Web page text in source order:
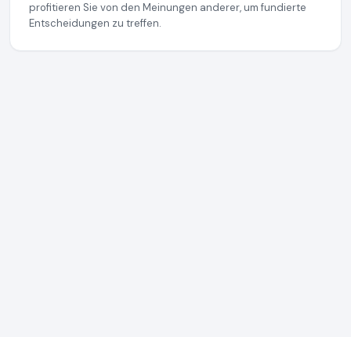
profitieren Sie von den Meinungen anderer, um fundierte
Entscheidungen zu treffen.